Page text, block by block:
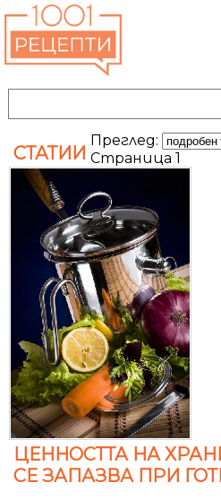
СТАТИИ
Преглед:
Страница 1
ЦЕННОСТТА НА
СЕ ЗАПАЗВА ПРИ